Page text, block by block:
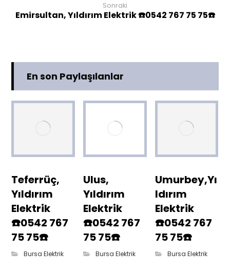
Sonraki
Emirsultan, Yıldırım Elektrik ☎️0542 767 75 75☎️
En son Paylaşılanlar
Teferrüç,
Yıldırım
Elektrik
☎️0542 767
75 75☎️
Bursa Elektrik
Ulus,
Yıldırım
Elektrik
☎️0542 767
75 75☎️
Bursa Elektrik
Umurbey,Yı
ldırım
Elektrik
☎️0542 767
75 75☎️
Bursa Elektrik